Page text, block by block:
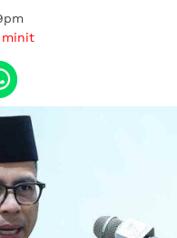
minit